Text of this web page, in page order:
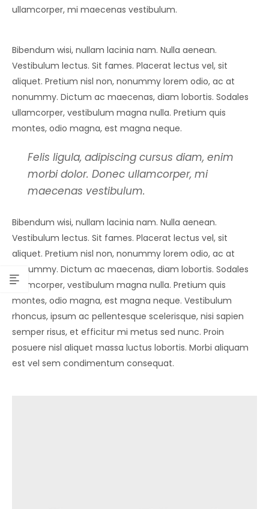
ullamcorper, mi maecenas vestibulum.
Bibendum wisi, nullam lacinia nam. Nulla aenean.
Vestibulum lectus. Sit fames. Placerat lectus vel, sit
aliquet. Pretium nisl non, nonummy lorem odio, ac at
nonummy. Dictum ac maecenas, diam lobortis. Sodales
ullamcorper, vestibulum magna nulla. Pretium quis
montes, odio magna, est magna neque.
Felis ligula, adipiscing cursus diam, enim
morbi dolor. Donec ullamcorper, mi
maecenas vestibulum.
Bibendum wisi, nullam lacinia nam. Nulla aenean.
Vestibulum lectus. Sit fames. Placerat lectus vel, sit
aliquet. Pretium nisl non, nonummy lorem odio, ac at
nonummy. Dictum ac maecenas, diam lobortis. Sodales
ullamcorper, vestibulum magna nulla. Pretium quis
montes, odio magna, est magna neque. Vestibulum
rhoncus, ipsum ac pellentesque scelerisque, nisi sapien
semper risus, et efficitur mi metus sed nunc. Proin
posuere nisl aliquet massa luctus lobortis. Morbi aliquam
est vel sem condimentum consequat.